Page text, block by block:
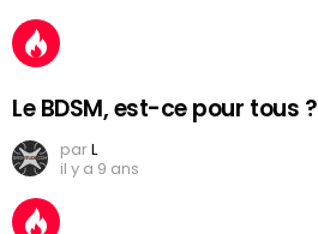
Le BDSM, est-ce pour tous ?
parL
il y a 9 ans